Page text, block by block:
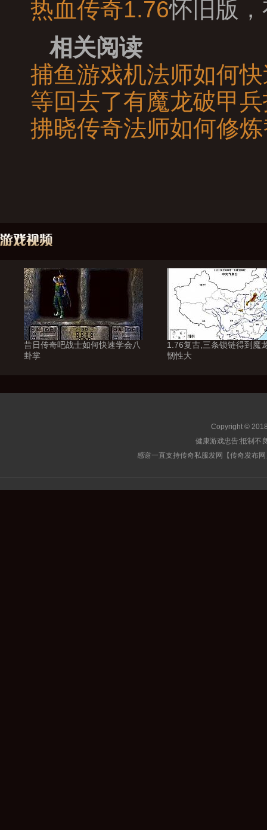
热血传奇1.76怀旧版
相关阅读
捕鱼游戏机法师如何
等回去了有魔龙破甲
拂晓传奇法师如何修
昔日传奇吧战士如何快速学会八
卦掌
1.76复古,三条锁链得到魔
韧性大
Copyright ©
健康游戏忠告:抵制不
感谢一直支持传奇私服发网【传奇发布